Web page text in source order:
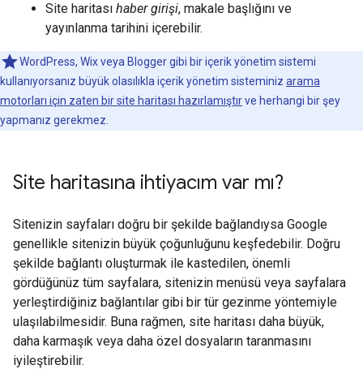
Site haritası haber girişi, makale başlığını ve
yayınlanma tarihini içerebilir.
WordPress, Wix veya Blogger gibi bir içerik yönetim sistemi
kullanıyorsanız büyük olasılıkla içerik yönetim sisteminiz arama
motorları için zaten bir site haritası hazırlamıştırve herhangi bir şey
yapmanız gerekmez.
Site haritasına ihtiyacım var mı?
Sitenizin sayfaları doğru bir şekilde bağlandıysa Google
genellikle sitenizin büyük çoğunluğunu keşfedebilir. Doğru
şekilde bağlantı oluşturmak ile kastedilen, önemli
gördüğünüz tüm sayfalara, sitenizin menüsü veya sayfalara
yerleştirdiğiniz bağlantılar gibi bir tür gezinme yöntemiyle
ulaşılabilmesidir. Buna rağmen, site haritası daha büyük,
daha karmaşık veya daha özel dosyaların taranmasını
iyileştirebilir.